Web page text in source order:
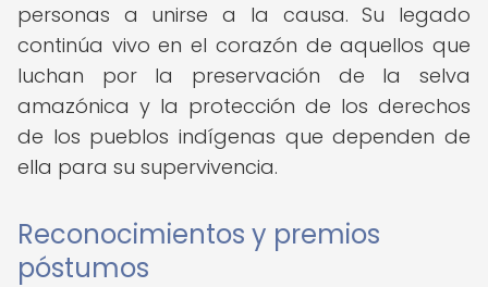
personas a unirse a la causa. Su legado
continúa vivo en el corazón de aquellos que
luchan por la preservación de la selva
amazónica y la protección de los derechos
de los pueblos indígenas que dependen de
ella para su supervivencia.
Reconocimientos y premios
póstumos